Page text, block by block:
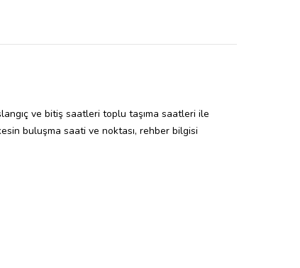
ve bitiş saatleri toplu taşıma saatleri ile
buluşma saati ve noktası, rehber bilgisi
yapılamamasından acentemiz sorumlu